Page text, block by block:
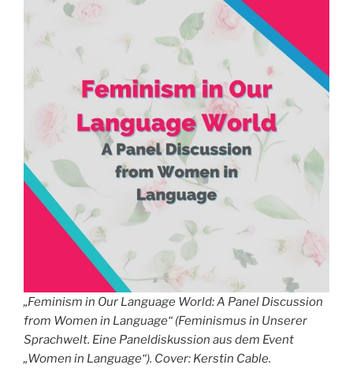
„Feminism in Our Language World: A Panel Discussion
from Women in Language“ (Feminismus in Unserer
Sprachwelt. Eine Paneldiskussion aus dem Event
„Women in Language“). Cover: Kerstin Cable.